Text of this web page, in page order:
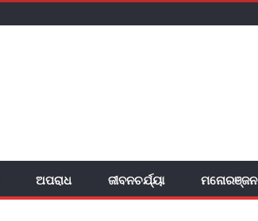
ଅପରାଧ ଜୀବନଚର୍ଯ୍ୟା ମନୋରଞ୍ଜନ